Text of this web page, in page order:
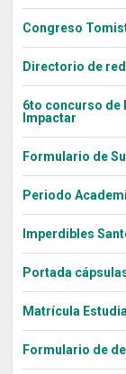
Congreso
Directorio de
6to concurso de
Impactar
Formulario de
Periodo
Imperdibles
Portada
Matrícula
Formulario de